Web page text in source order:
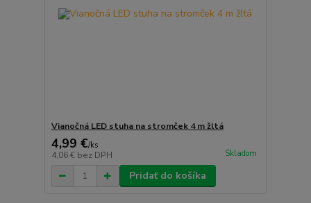
Vianočná LED stuha na stromček 4 m žltá
4,99 €/ks
4,06 € bez DPH Skladom
Pridať do košíka